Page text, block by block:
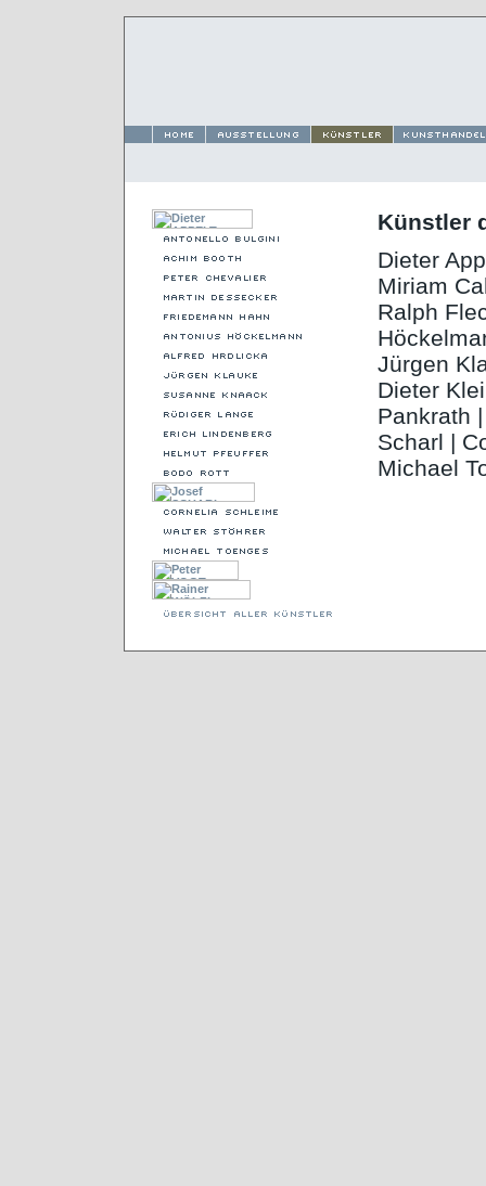
Künstler
Dieter
Miriam
Ralph
Jürgen
Dieter
Pankrath
Scharl |
Michael